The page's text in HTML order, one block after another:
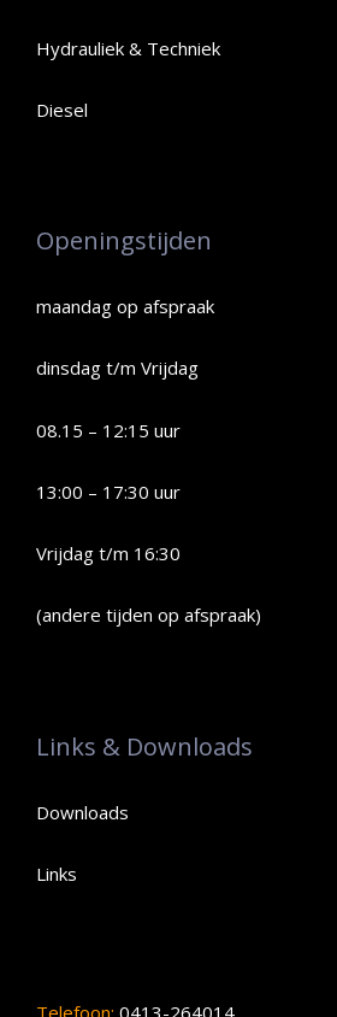
Hydrauliek & Techniek
Diesel
Openingstijden
maandag op afspraak
dinsdag t/m Vrijdag
08.15 – 12:15 uur
13:00 – 17:30 uur
Vrijdag t/m 16:30
(andere tijden op afspraak)
Links & Downloads
Downloads
Links